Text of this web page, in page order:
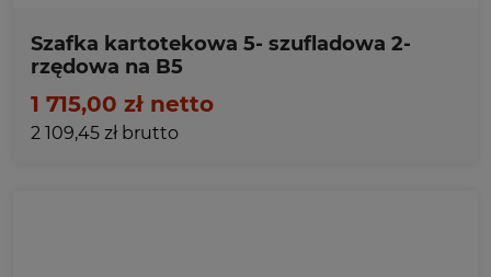
Szafka kartotekowa 5- szufladowa 2-
rzędowa na B5
1 715,00 zł netto
2 109,45 zł brutto